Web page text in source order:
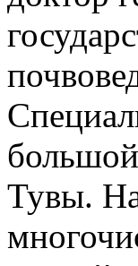
Тувы. На